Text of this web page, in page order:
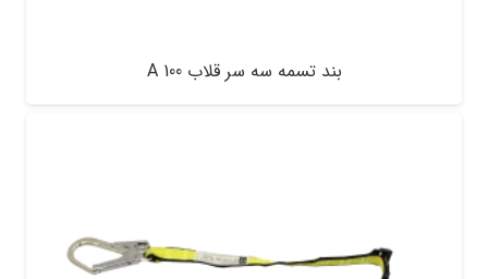
بند تسمه سه سر قلاب A 100